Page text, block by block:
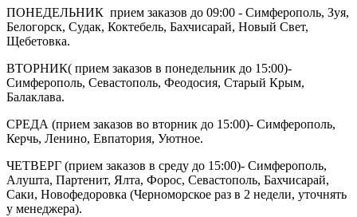
ПОНЕДЕЛЬНИК прием заказов до 09:00 - Симферополь, Зуя,
Белогорск, Судак, Коктебель, Бахчисарай, Новый Свет,
Щебетовка.
ВТОРНИК( прием заказов в понедельник до 15:00)-
Симферополь, Севастополь, Феодосия, Старый Крым,
Балаклава.
СРЕДА (прием заказов во вторник до 15:00)- Симферополь,
Керчь, Ленино, Евпатория, Уютное.
ЧЕТВЕРГ (прием заказов в среду до 15:00)- Симферополь,
Алушта, Партенит, Ялта, Форос, Севастополь, Бахчисарай,
Саки, Новофедоровка (Черноморское раз в 2 недели, уточнять
у менеджера).